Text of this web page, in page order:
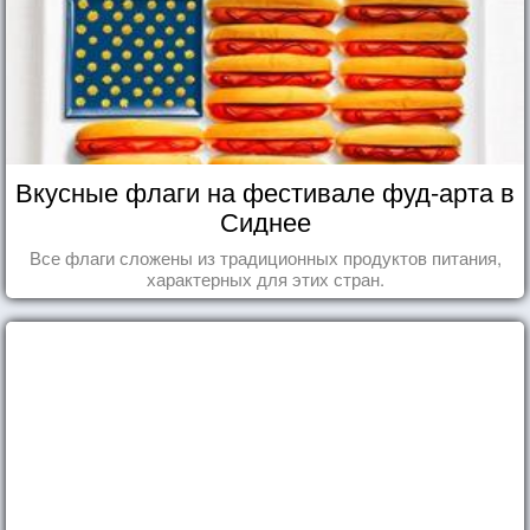
Вкусные флаги на фестивале фуд-арта в
Сиднее
Все флаги сложены из традиционных продуктов питания,
характерных для этих стран.